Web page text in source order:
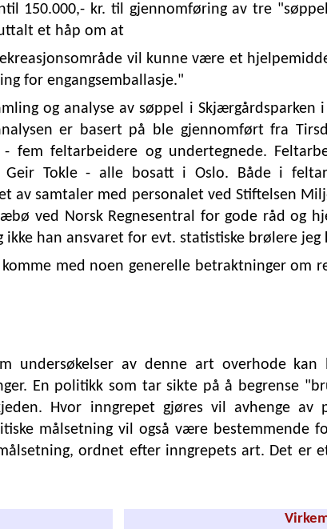
150.000,- kr. til gjennomføring av tre
et håp om at
vil kunne være et
for engangsemballasje."
og analyse av søppel i Skjærgårdsparken
er basert på ble gjennomført fra
fem feltarbeidere og undertegnede.
Geir Tokle - alle bosatt i Oslo. Både i
samtaler med personalet ved Stiftelsen
ved Norsk Regnesentral for gode råd og
han ansvaret for evt. statistiske brølere
med noen generelle betraktninger om
undersøkelser av denne art overhode kan
En politikk som tar sikte på å begrense
Hvor inngrepet gjøres vil avhenge av
målsetning vil også være bestemmende
ordnet efter inngrepets art. Det er